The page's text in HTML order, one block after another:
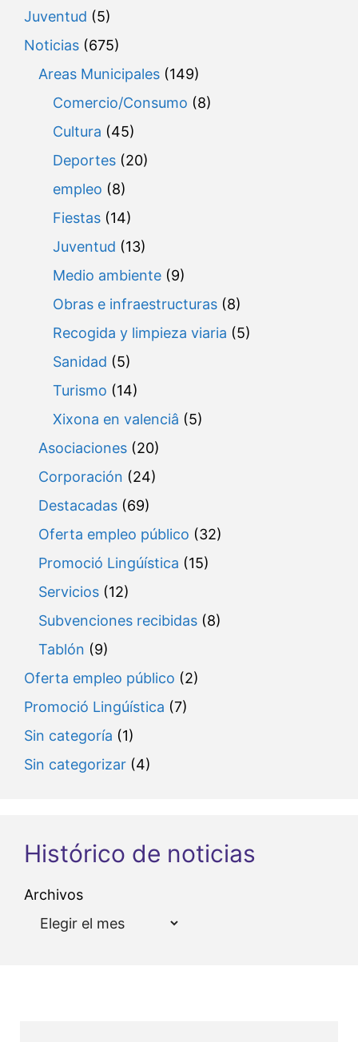
Juventud (5)
Noticias (675)
Areas Municipales (149)
Comercio/Consumo (8)
Cultura (45)
Deportes (20)
empleo (8)
Fiestas (14)
Juventud (13)
Medio ambiente (9)
Obras e infraestructuras (8)
Recogida y limpieza viaria (5)
Sanidad (5)
Turismo (14)
Xixona en valenciâ (5)
Asociaciones (20)
Corporación (24)
Destacadas (69)
Oferta empleo público (32)
Promoció Lingúística (15)
Servicios (12)
Subvenciones recibidas (8)
Tablón (9)
Oferta empleo público (2)
Promoció Lingúística (7)
Sin categoría (1)
Sin categorizar (4)
Histórico de noticias
Archivos